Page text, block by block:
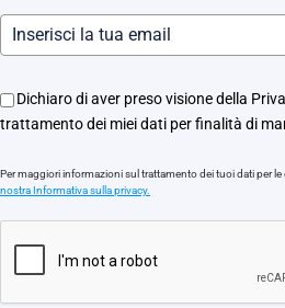
Dichiaro di aver preso visione della
trattamento dei miei dati per finalità di
Per maggiori informazioni sul trattamento dei tuoi dati per
nostra Informativa sulla privacy.